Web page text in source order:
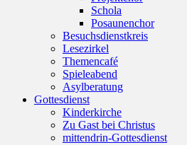
Schola
Posaunenchor
Besuchsdienstkreis
Lesezirkel
Themencafé
Spieleabend
Asylberatung
Gottesdienst
Kinderkirche
Zu Gast bei Christus
mittendrin-Gottesdienst